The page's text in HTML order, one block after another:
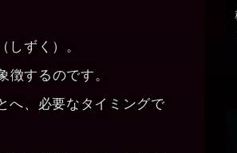
しずく）。
するのです。
へ、必要なタイミングで